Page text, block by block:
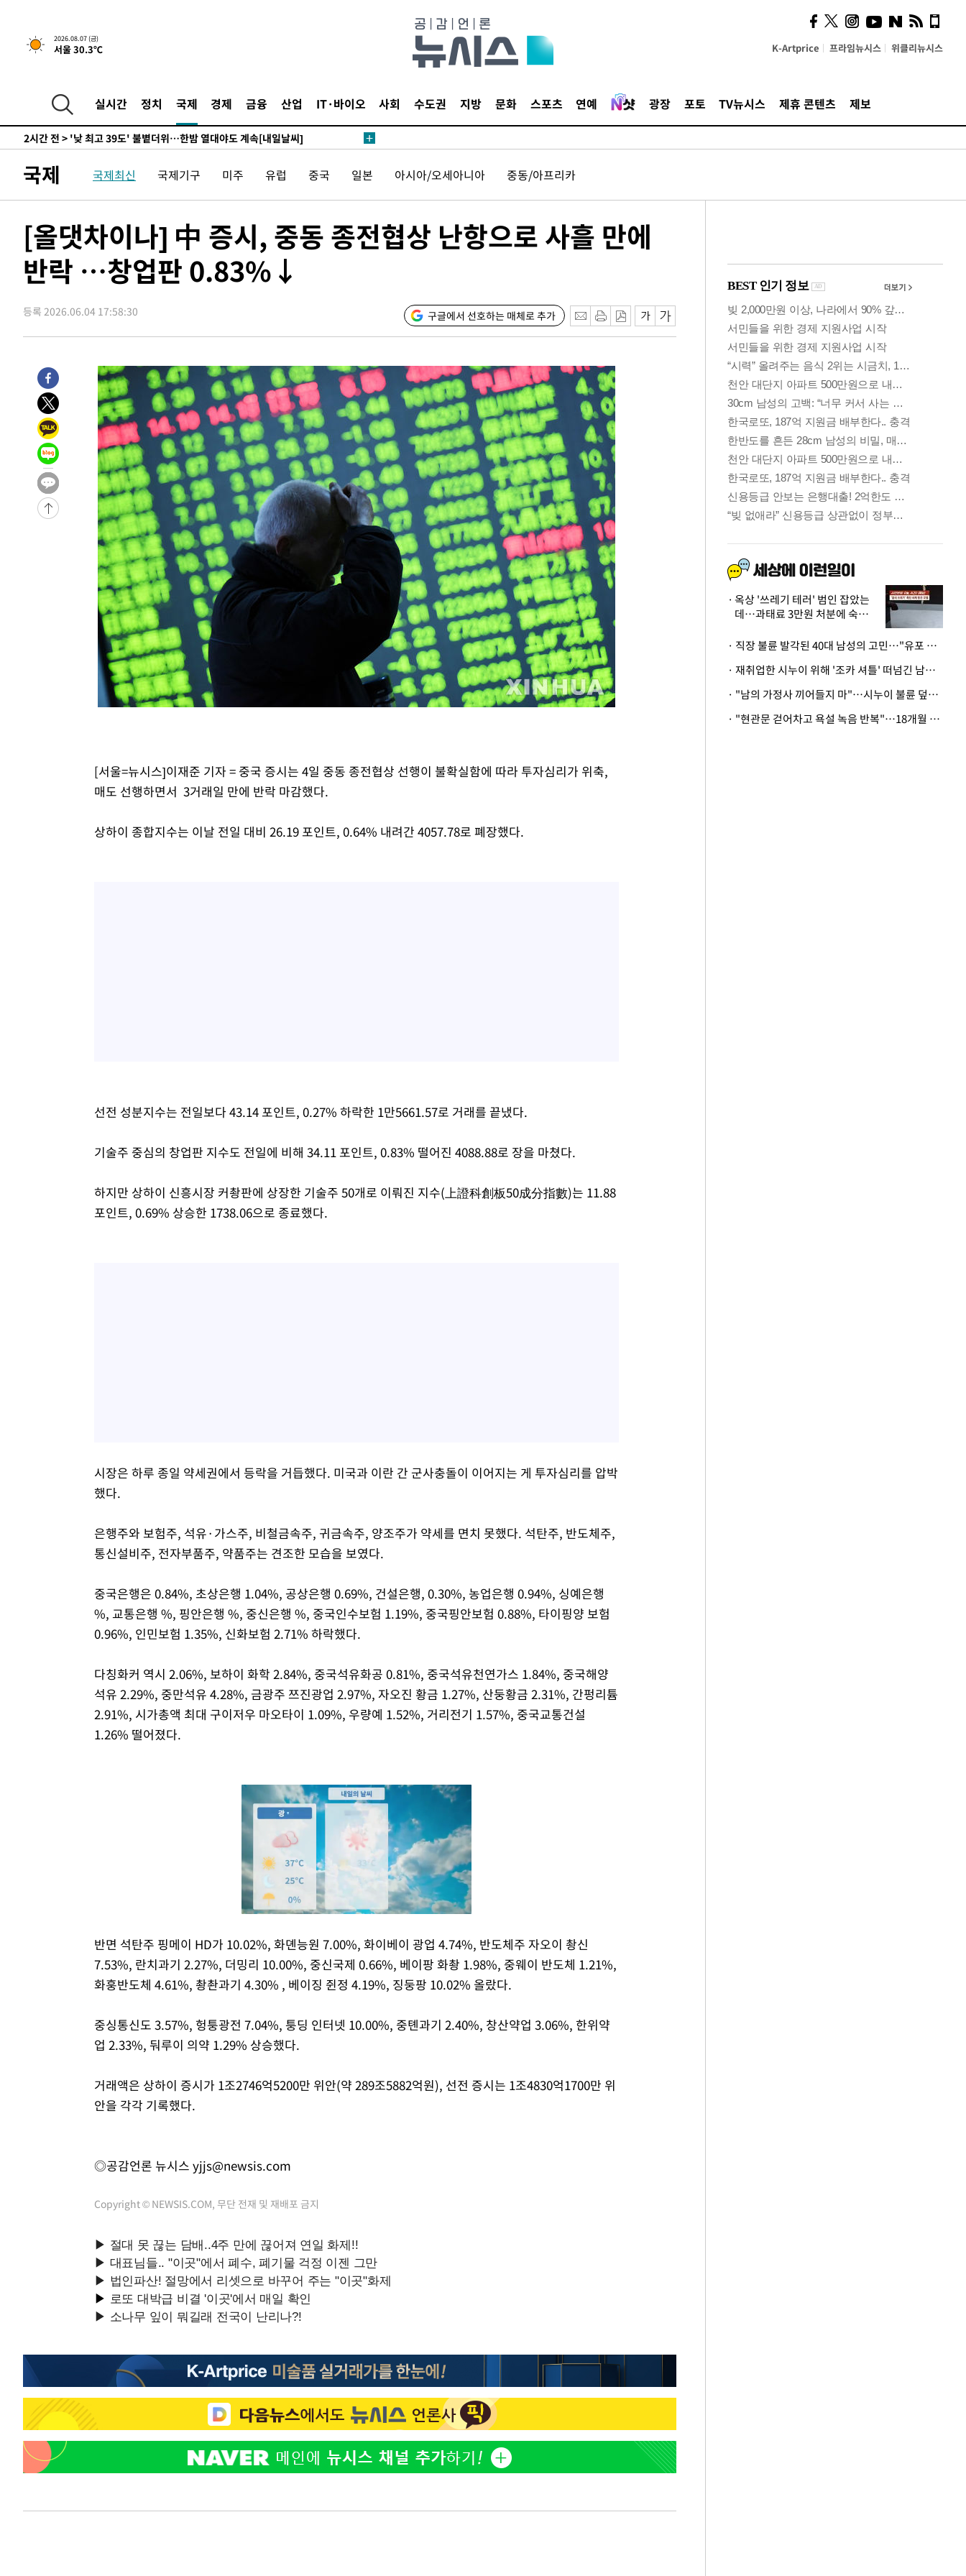
2026.08.07 (금)
서울 30.3℃ K-Artprice 프라임뉴시스 위클리뉴시스
실시간 정치 국제 경제 금융 산업 IT·바이오 사회 수도권 지방 문화 스포츠 연예 광장 포토 TV뉴시스 제휴 콘텐츠 제보
1시간 전 >[속보]합참 "北 발사체는 단거리탄도미사일…감시·경계태세 강화"
2시간 전 >[속보]합참 "북, 동해상으로 미상 발사체 발사"
'낮 최고 39도' 불볕더위…한밤 열대야도 계속[내일날씨]
2시간 전 > [속보]7~9일 프로야구 3연전도 폭염 취소…11일 재개
2시간 전 >
'월드컵 탈락 후폭풍' 축구협회…초유의 압수수색에 '충격·당황'
2시간 전 >서울 낮 37.9도, 올여름 최고치 경신…영등포 순간 '40도'
2시간 전 >
[속보]종합특검, 대검 추가 압수수색…내란 중요임무종사 혐의
3시간 전 >[속보]코스닥, 800p 회복…0.26% 오른 801.67 마감
3시간 전 >[속보]코스피, 301.88포인트(4.58%) 내린 6296.38 마감
3시간 전 >[속보]원·달러 환율, 0.7원 내린 1423.8원 마감
7시간 전 >내일까지 39도 '펄펄'…기상청 "태풍 지나며 폭염 잠시 꺾인다"
-11911초 전 >
[속보] 뉴욕증시, 혼조 출발…나스닥 0.3%↓, 다우 0.14%↑
-10704초 전 >
축구협회, 15년 전 심판 성 접대 파문에 "현재는 내부 지침 준수"
-9389초 전 >
경찰, '홍명보는 2순위' 결론냈던 스포츠윤리센터도 압수수색
1시간 전 >
[속보]합참 "北 발사체는 단거리탄도미사일…감시·경계태세 강화"
1시간 전 >
日방위성, 北이 동해로 쏜 발사체는 탄도미사일 가능성
1시간 전 >
[속보] SKT, 에이닷 서비스 장애 발생…"원인 파악 중"
2시간 전 >
[속보]합참 "북, 동해상으로 미상 발사체 발사"
2시간 전 >
'낮 최고 39도' 불볕더위…한밤 열대야도 계속[내일날씨]
[속보]7~9일 프로야구 3연전도 폭염 취소…11일 재개
"韓 외환시장 개입 관측 배경엔 美의 대한국 무역적자 있어"
'월드컵 탈락 후폭풍' 축구협회…초유의 압수수색에 '충격·당황'
서울 낮 37.9도, 올여름 최고치 경신…영등포 순간 '40도'
[속보]종합특검, 대검 추가 압수수색…내란 중요임무종사 혐의
[속보]코스닥, 800p 회복…0.26% 오른 801.67 마감
[속보]코스피, 301.88포인트(4.58%) 내린 6296.38 마감
[속보]원·달러 환율, 0.7원 내린 1423.8원 마감
"여기 떨어졌다"…다누리, 스페이스X 로켓 달 충돌 흔적 포착
국제 국제최신 국제기구 미주 유럽 중국 일본 아시아/오세아니아 중동/아프리카
[올댓차이나] 中 증시, 중동 종전협상 난항으로 사흘 만에
반락 …창업판 0.83%↓
등록 2026.06.04 17:58:30 구글에서 선호하는 매체로 추가
[서울=뉴시스]이재준 기자 = 중국 증시는 4일 중동 종전협상 선행이 불확실함에 따라 투자심리가 위축,
매도 선행하면서 3거래일 만에 반락 마감했다.
상하이 종합지수는 이날 전일 대비 26.19 포인트, 0.64% 내려간 4057.78로 폐장했다.
선전 성분지수는 전일보다 43.14 포인트, 0.27% 하락한 1만5661.57로 거래를 끝냈다.
기술주 중심의 창업판 지수도 전일에 비해 34.11 포인트, 0.83% 떨어진 4088.88로 장을 마쳤다.
하지만 상하이 신흥시장 커촹판에 상장한 기술주 50개로 이뤄진 지수(上證科創板50成分指數)는 11.88
포인트, 0.69% 상승한 1738.06으로 종료했다.
시장은 하루 종일 약세권에서 등락을 거듭했다. 미국과 이란 간 군사충돌이 이어지는 게 투자심리를 압박
했다.
은행주와 보험주, 석유·가스주, 비철금속주, 귀금속주, 양조주가 약세를 면치 못했다. 석탄주, 반도체주,
통신설비주, 전자부품주, 약품주는 견조한 모습을 보였다.
중국은행은 0.84%, 초상은행 1.04%, 공상은행 0.69%, 건설은행, 0.30%, 농업은행 0.94%, 싱예은행
%, 교통은행 %, 핑안은행 %, 중신은행 %, 중국인수보험 1.19%, 중국핑안보험 0.88%, 타이핑양 보험
0.96%, 인민보험 1.35%, 신화보험 2.71% 하락했다.
다칭화커 역시 2.06%, 보하이 화학 2.84%, 중국석유화공 0.81%, 중국석유천연가스 1.84%, 중국해양
석유 2.29%, 중만석유 4.28%, 금광주 쯔진광업 2.97%, 자오진 황금 1.27%, 산둥황금 2.31%, 간펑리튬
2.91%, 시가총액 최대 구이저우 마오타이 1.09%, 우량예 1.52%, 거리전기 1.57%, 중국교통건설
1.26% 떨어졌다.
Mute
반면 석탄주 핑메이 HD가 10.02%, 화뎬능원 7.00%, 화이베이 광업 4.74%, 반도체주 자오이 촹신
7.53%, 란치과기 2.27%, 더밍리 10.00%, 중신국제 0.66%, 베이팡 화촹 1.98%, 중웨이 반도체 1.21%,
화훙반도체 4.61%, 촹촨과기 4.30% , 베이징 쥔정 4.19%, 징둥팡 10.02% 올랐다.
중싱통신도 3.57%, 헝퉁광전 7.04%, 퉁딩 인터넷 10.00%, 중톈과기 2.40%, 창산약업 3.06%, 한위약
업 2.33%, 둬루이 의약 1.29% 상승했다.
거래액은 상하이 증시가 1조2746억5200만 위안(약 289조5882억원), 선전 증시는 1조4830억1700만 위
안을 각각 기록했다.
◎공감언론 뉴시스 yjjs@newsis.com
Copyright © NEWSIS.COM, 무단 전재 및 재배포 금지
의견, 국토부·LH에 충실히
전달할 것"
옥상 '쓰레기 테러' 범인 잡았는
데…과태료 3만원 처분에 숙박업
· 직장 불륜 발각된 40대 남성의 고민…"유포 동료 명예훼손·협박죄 고소 가능할까"
· 재취업한 시누이 위해 '조카 셔틀' 떠넘긴 남편…아내 "난 못한다"
· "남의 가정사 끼어들지 마"…시누이 불륜 덮으려는 남편에 억울한 아내
· "현관문 걷어차고 욕설 녹음 반복"…18개월 아기 키우는 집 뒤흔든 '앞집의 비극'